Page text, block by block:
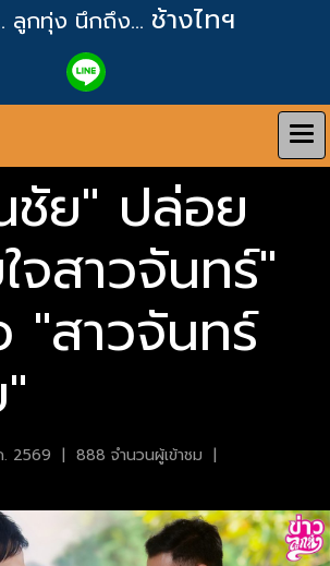
ลูกทุ่ง นึกถึง... ช้างไทฯ
ชัย" ปล่อย
จสาวจันทร์"
"สาวจันทร์
2569 | 888 จำนวนผู้เข้าชม |